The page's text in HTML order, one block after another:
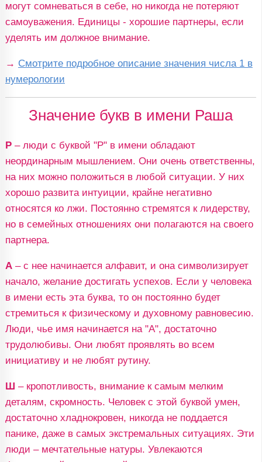
могут сомневаться в себе, но никогда не потеряют
самоуважения. Единицы - хорошие партнеры, если
уделять им должное внимание.
→ Смотрите подробное описание значения числа 1 в
нумерологии
Значение букв в имени Раша
Р– люди с буквой "Р" в имени обладают
неординарным мышлением. Они очень ответственны,
на них можно положиться в любой ситуации. У них
хорошо развита интуиции, крайне негативно
относятся ко лжи. Постоянно стремятся к лидерству,
но в семейных отношениях они полагаются на своего
партнера.
А– с нее начинается алфавит, и она символизирует
начало, желание достигать успехов. Если у человека
в имени есть эта буква, то он постоянно будет
стремиться к физическому и духовному равновесию.
Люди, чье имя начинается на "А", достаточно
трудолюбивы. Они любят проявлять во всем
инициативу и не любят рутину.
Ш – кропотливость, внимание к самым мелким
деталям, скромность. Человек с этой буквой умен,
достаточно хладнокровен, никогда не поддается
панике, даже в самых экстремальных ситуациях. Эти
люди – мечтательные натуры. Увлекаются